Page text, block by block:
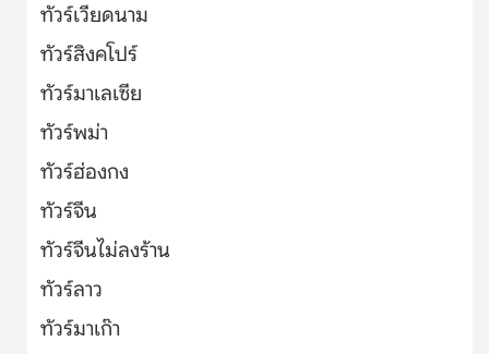
ทัวร์เวียดนาม
ทัวร์สิงคโปร์
ทัวร์มาเลเซีย
ทัวร์พม่า
ทัวร์ฮ่องกง
ทัวร์จีน
ทัวร์จีนไม่ลงร้าน
ทัวร์ลาว
ทัวร์มาเก๊า